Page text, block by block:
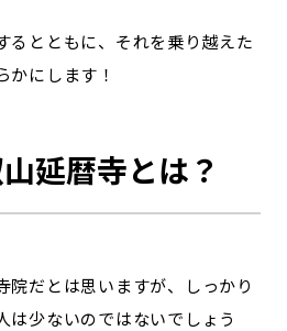
るとともに、それを乗り越えた
かにします！
延暦寺とは？
院だとは思いますが、しっかり
は少ないのではないでしょう